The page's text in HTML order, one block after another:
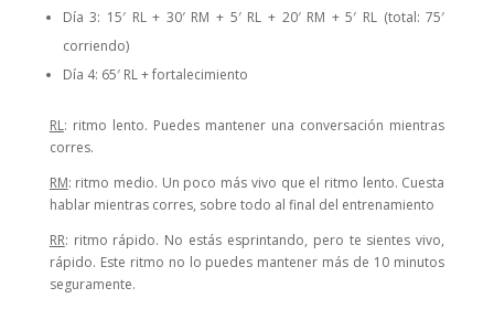
Día 3: 15′ RL + 30′ RM + 5′ RL + 20′ RM + 5′ RL (total: 75′
corriendo)
Día 4: 65′ RL + fortalecimiento
RL: ritmo lento. Puedes mantener una conversación mientras
corres.
RM: ritmo medio. Un poco más vivo que el ritmo lento. Cuesta
hablar mientras corres, sobre todo al final del entrenamiento
RR: ritmo rápido. No estás esprintando, pero te sientes vivo,
rápido. Este ritmo no lo puedes mantener más de 10 minutos
seguramente.